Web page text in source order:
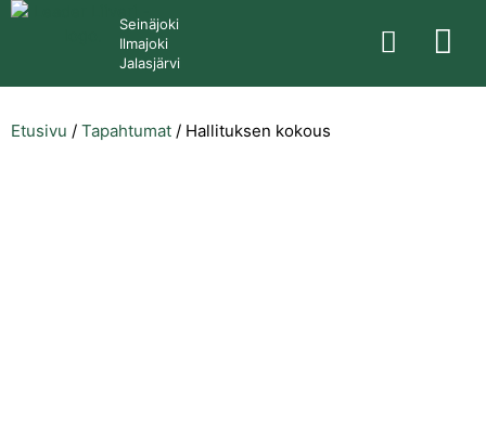
Seinäjoki
Ilmajoki
Jalasjärvi
Etusivu / Tapahtumat / Hallituksen kokous